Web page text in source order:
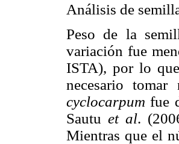
Análisis de
Peso de la
variación fue
ISTA), por lo
necesario
cyclocarpum fue
Sautuet al.
Mientras que el